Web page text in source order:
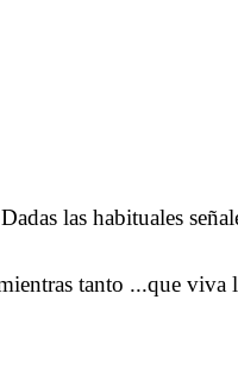
las habituales
tanto ...que viva